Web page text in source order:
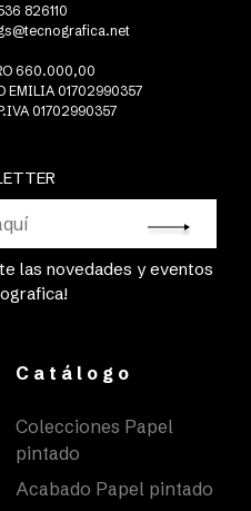
las novedades y eventos
826110
660.000,00
EMILIA 01702990357
01702990357
Catálogo
Colecciones Papel
pintado
Acabado Papel pintado